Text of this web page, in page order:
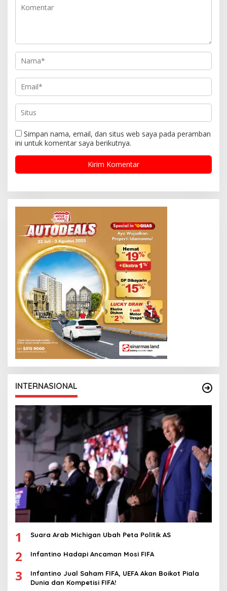
Simpan nama, email, dan situs web saya pada peramban
ini untuk komentar saya berikutnya.
INTERNASIONAL
1 Suara Arab Michigan Ubah Peta Politik AS
2 Infantino Hadapi Ancaman Mosi FIFA
3
Infantino Jual Saham FIFA, UEFA Akan Boikot Piala
Dunia dan Kompetisi FIFA!